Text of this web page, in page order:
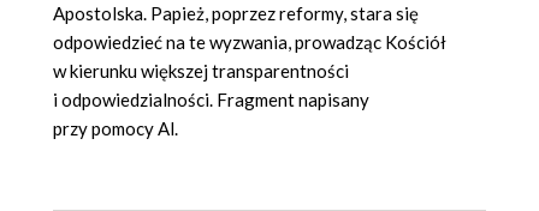
Apostolska. Papież, poprzez reformy, stara się
odpowiedzieć na te wyzwania, prowadząc Kościół
w kierunku większej transparentności
i odpowiedzialności. Fragment napisany
przy pomocy Al.